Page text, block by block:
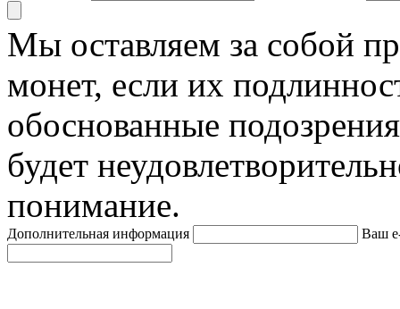
Мы оставляем за собой
монет, если их
обоснованные
будет
понимание.
Дополнительная информация Ваш